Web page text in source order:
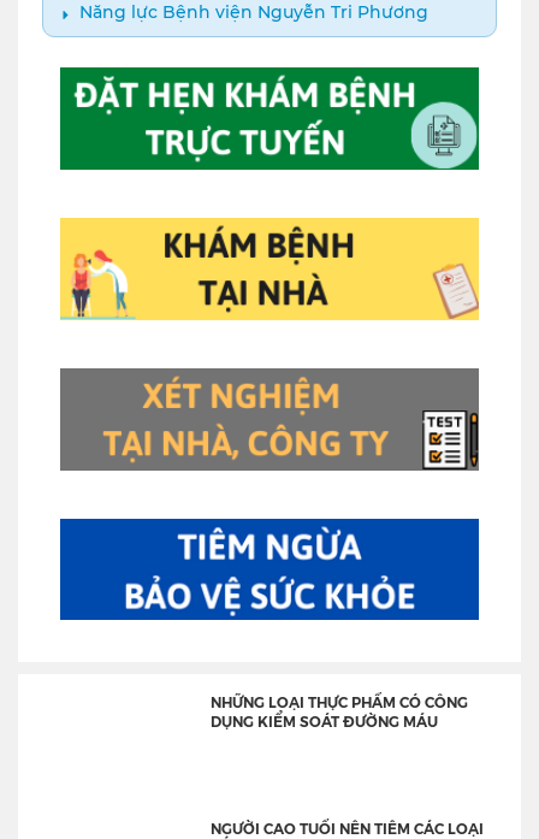
Năng lực Bệnh viện Nguyễn Tri Phương
NHỮNG LOẠI THỰC PHẨM CÓ CÔNG
DỤNG KIỂM SOÁT ĐƯỜNG MÁU
NGƯỜI CAO TUỔI NÊN TIÊM CÁC LOẠI